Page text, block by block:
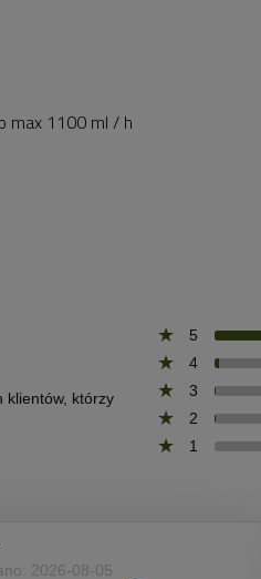
max 1100 ml / h
klientów, którzy
5
4
3
2
1
2026-08-05